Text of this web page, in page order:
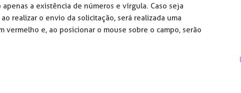
a existência de números e vírgula. Caso seja
realizar o envio da solicitação, será realizada uma
vermelho e, ao posicionar o mouse sobre o campo, serão